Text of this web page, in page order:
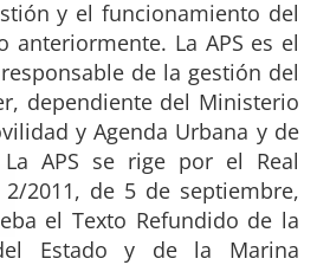
y el funcionamiento del
anteriormente. La APS es el
de la gestión del
dependiente del Ministerio
y Agenda Urbana y de
APS se rige por el Real
2011, de 5 de septiembre,
el Texto Refundido de la
Estado y de la Marina